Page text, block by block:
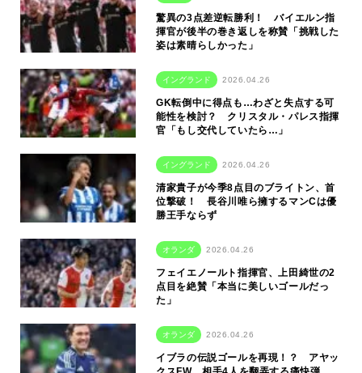
驚異の3点差逆転勝利！ バイエルン指
揮官が後半の巻き返しを称賛「挑戦した
姿は素晴らしかった」
イングランド 2026.04.26
GK転倒中に得点も…わざと失点する可
能性を検討？ クリスタル・パレス指揮
官「もし交代していたら…」
イングランド 2026.04.26
清家貴子が今季8点目のブライトン、首
位撃破！ 長谷川唯ら擁するマンCは優
勝王手ならず
オランダ 2026.04.26
フェイエノールト指揮官、上田綺世の2
点目を絶賛「本当に美しいゴールだっ
た」
オランダ 2026.04.26
イブラの伝説ゴールを再現！？ アヤッ